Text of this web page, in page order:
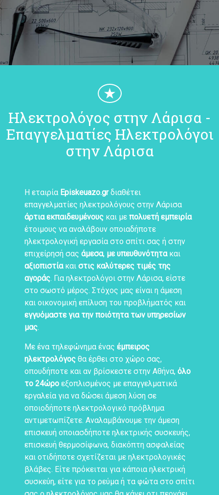
★
Ηλεκτρολόγος στην Λάρισα -
Επαγγελματίες Ηλεκτρολόγοι
στην Λάρισα
Η εταιρία Episkeuazo.grδιαθέτει
επαγγελματίες ηλεκτρολόγους στην Λάρισα
άρτια εκπαιδευμένους και με πολυετή εμπειρία
έτοιμους να αναλάβουν οποιαδήποτε
ηλεκτρολογική εργασία στο σπίτι σας ή στην
επιχείρησή σας άμεσα, με υπευθυνότητακαι
αξιοπιστίακαι στις καλύτερες τιμές της
αγοράς. Για ηλεκτρολόγοι στην Λάρισα, είστε
στο σωστό μέρος. Στόχος μας είναι η άμεση
και οικονομική επίλυση του προβλήματός και
εγγυόμαστε για την ποιότητα των υπηρεσίων
μας.
Με ένα τηλεφώνημα ένας έμπειρος
ηλεκτρολόγος θα έρθει στο χώρο σας,
οπουδήποτε και αν βρίσκεστε στην Αθήνα, όλο
το 24ώρο εξοπλισμένος με επαγγελματικά
εργαλεία για να δώσει άμεση λύση σε
οποιοδήποτε ηλεκτρολογικό πρόβλημα
αντιμετωπίζετε. Αναλαμβάνουμε την άμεση
επισκευή οποιασδήποτε ηλεκτρικής συσκευής,
επισκευή θερμοσίφωνα, διακόπτη ασφαλείας
και οτιδήποτε σχετίζεται με ηλεκτρολογικές
βλάβες. Είτε πρόκειται για κάποια ηλεκτρική
συσκεύη, είτε για το ρεύμα ή τα φώτα στο σπίτι